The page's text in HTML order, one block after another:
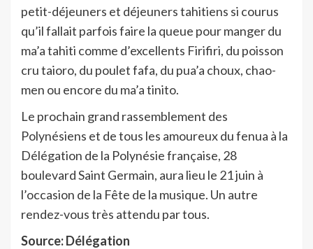
petit-déjeuners et déjeuners tahitiens si courus
qu’il fallait parfois faire la queue pour manger du
ma’a tahiti comme d’excellents Firifiri, du poisson
cru taioro, du poulet fafa, du pua’a choux, chao-
men ou encore du ma’a tinito.
Le prochain grand rassemblement des
Polynésiens et de tous les amoureux du fenua à la
Délégation de la Polynésie française, 28
boulevard Saint Germain, aura lieu le 21 juin à
l’occasion de la Fête de la musique. Un autre
rendez-vous très attendu par tous.
Source: Délégation